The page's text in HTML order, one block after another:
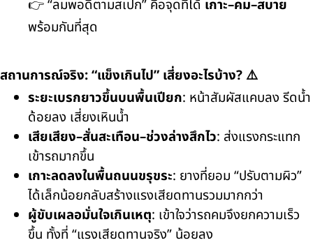
👉 “ลมพอดีตามสเปก” คือจุดที่ได้ เกาะ–คม–สบาย
พร้อมกันที่สุด
สถานการณ์จริง: “แข็งเกินไป” เสี่ยงอะไรบ้าง? ⚠️
ระยะเบรกยาวขึ้นบนพื้นเปียก: หน้าสัมผัสแคบลง รีดน้ำ
ด้อยลง เสี่ยงเหินน้ำ
เสียเสียง–สั่นสะเทือน–ช่วงล่างสึกไว: ส่งแรงกระแทก
เข้ารถมากขึ้น
เกาะลดลงในพื้นถนนขรุขระ: ยางที่ยอม “ปรับตามผิว”
ได้เล็กน้อยกลับสร้างแรงเสียดทานรวมมากกว่า
ผู้ขับเผลอมั่นใจเกินเหตุ: เข้าใจว่ารถคมจึงยกความเร็ว
ขึ้น ทั้งที่ “แรงเสียดทานจริง” น้อยลง